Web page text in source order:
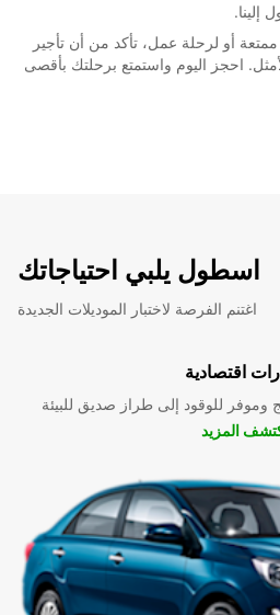
إلينا.
أو لرحلة عمل، تأكد من أن تأجير
احجز اليوم واستمتع برحلتك بأقصى
اسطول يلبي احتياجاتك
اغتنم الفرصة لاختبار الموديلات الجديدة
اقتصادية
للوقود إلى طراز صديق للبيئة
المزيد